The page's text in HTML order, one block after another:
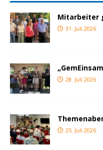
Mitarbeiter
31. Juli 2026
28. Juli 2026
25. Juli 2026